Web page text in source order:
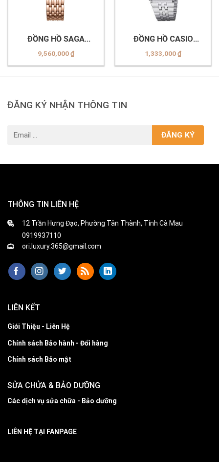
ĐỒNG HỒ SAGA
53766-GPMWGP-2
9,560,000₫
ĐỒNG HỒ CASIO
LA680WA-7DF
1,333,000₫
ĐĂNG KÝ NHẬN THÔNG TIN
THÔNG TIN LIÊN HỆ
12 Trần Hưng Đạo, Phường Tân Thành, Tỉnh Cà Mau
0919937110
ori.luxury.365@gmail.com
LIÊN KẾT
Giới Thiệu - Liên Hệ
Chính sách Bảo hành - Đổi hàng
Chính sách Bảo mật
SỬA CHỬA & BẢO DƯỠNG
Các dịch vụ sửa chữa - Bảo dưỡng
LIÊN HỆ TẠI FANPAGE